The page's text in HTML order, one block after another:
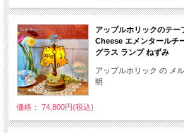
アップルホリックのテ
Cheese エメンタールチ
グラス ランプ ねずみ
アップルホリック の メ
明
価格： 74,800円(税込)